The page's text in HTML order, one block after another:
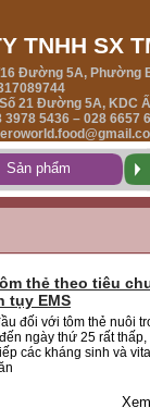
TNHH SX
Đường 5A, Phường
21 Đường 5A, KDC
3978 5436 – 028 6657
NGUỒN
Sản phẩm
thẻ theo tiêu
tụy EMS
đối với tôm thẻ nuôi
ngày thứ 25 rất thấp,
các kháng sinh và